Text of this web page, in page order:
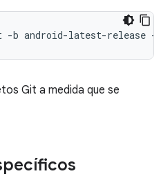
-b android-latest-release
Git a medida que se